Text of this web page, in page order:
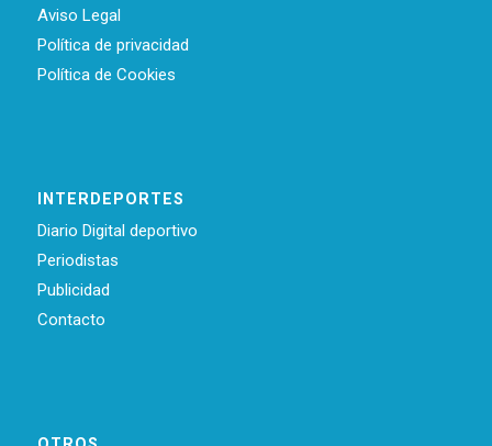
Aviso Legal
Política de privacidad
Política de Cookies
INTERDEPORTES
Diario Digital deportivo
Periodistas
Publicidad
Contacto